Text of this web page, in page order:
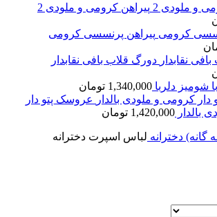
پیراهن کرومی و ملودی 2
پیراهن پرنسسی کرومی
دورگ قلاب بافی نقابدار
شومیز دلربا 1,340,000 تومان
عروسک پتو دار
بالدار 1,420,000 تومان
گانه) دخترانه لباس اسپرت دخترانه